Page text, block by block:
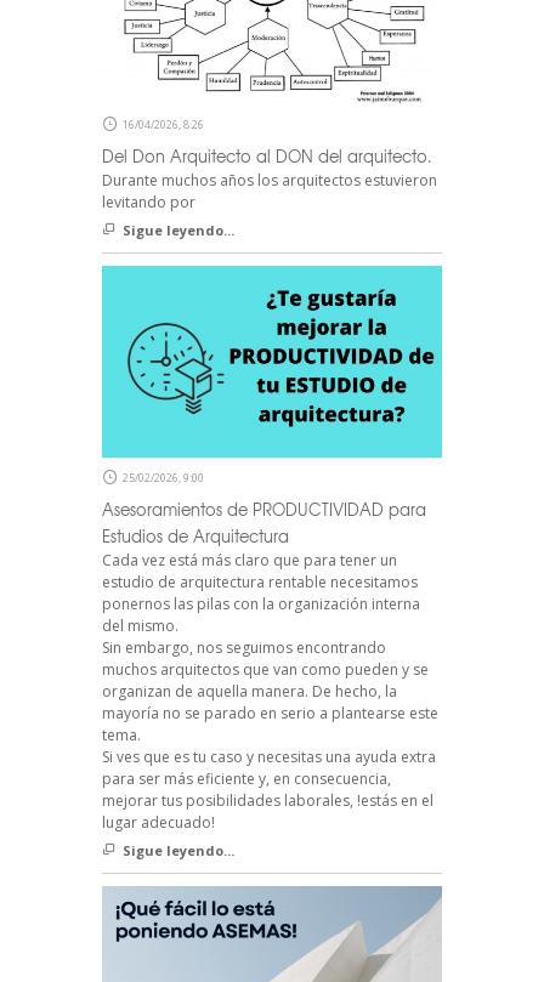
16/04/2026, 8:26
Del Don Arquitecto al DON del arquitecto.
Durante muchos años los arquitectos estuvieron
levitando por
Sigue leyendo...
25/02/2026, 9:00
Asesoramientos de PRODUCTIVIDAD para
Estudios de Arquitectura
Cada vez está más claro que para tener un
estudio de arquitectura rentable necesitamos
ponernos las pilas con la organización interna
del mismo.
Sin embargo, nos seguimos encontrando
muchos arquitectos que van como pueden y se
organizan de aquella manera. De hecho, la
mayoría no se parado en serio a plantearse este
tema.
Si ves que es tu caso y necesitas una ayuda extra
para ser más eficiente y, en consecuencia,
mejorar tus posibilidades laborales, !estás en el
lugar adecuado!
Sigue leyendo...